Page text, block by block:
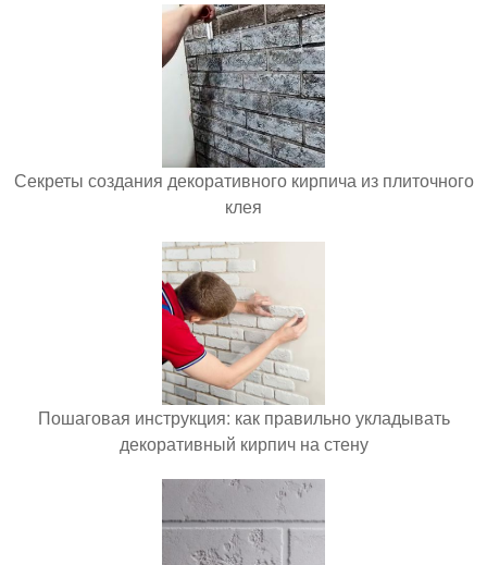
Секреты создания декоративного кирпича из плиточного
клея
Пошаговая инструкция: как правильно укладывать
декоративный кирпич на стену